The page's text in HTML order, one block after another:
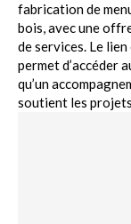
fabrication de
bois, avec une
de services. Le
permet d’accéder
qu’un
soutient les